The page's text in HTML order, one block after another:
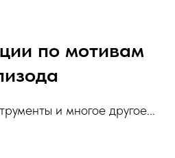
по мотивам
и многое другое...